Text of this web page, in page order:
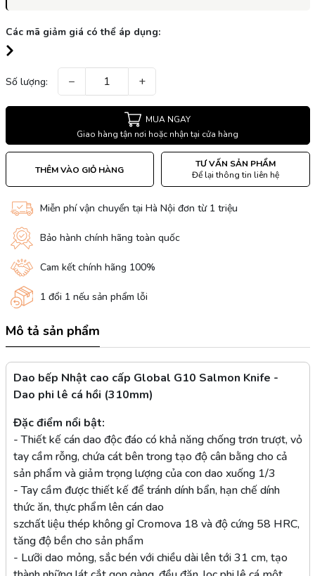
Các mã giảm giá có thể áp dụng:
Số lượng: − +
MUA NGAY
Giao hàng tận nơi hoặc nhận tại cửa hàng
THÊM VÀO GIỎ HÀNG
TƯ VẤN SẢN PHẨM
Để lại thông tin liên hệ
Miễn phí vận chuyển tại Hà Nội đơn từ 1 triệu
Bảo hành chính hãng toàn quốc
Cam kết chính hãng 100%
1 đổi 1 nếu sản phẩm lỗi
Mô tả sản phẩm
Dao bếp Nhật cao cấp Global G10 Salmon Knife -
Dao phi lê cá hồi (310mm)
Đặc điểm nổi bật:
- Thiết kế cán dao độc đáo có khả năng chống trơn trượt, vỏ
tay cầm rỗng, chứa cát bên trong tạo độ cân bằng cho cả
sản phẩm và giảm trọng lượng của con dao xuống 1/3
- Tay cầm được thiết kế để tránh dính bẩn, hạn chế dính
thức ăn, thực phẩm lên cán dao
szchất liệu thép không gỉ Cromova 18 và độ cứng 58 HRC,
tăng độ bền cho sản phẩm
- Lưỡi dao mỏng, sắc bén với chiều dài lên tới 31 cm, tạo